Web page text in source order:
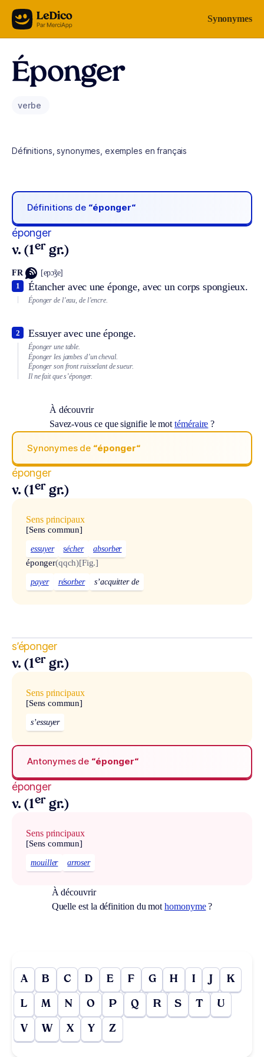
Aller au contenu Synonymes
Éponger
verbe
Définitions, synonymes, exemples en français
Définitions de “éponger“
éponger
v. (1er gr.)
FR [epɔ̃ʒe]
Étancher avec une éponge, avec un corps spongieux.
1
Éponger de l’eau, de l’encre.
Essuyer avec une éponge.
2
Éponger une table.
Éponger les jambes d’un cheval.
Éponger son front ruisselant de sueur.
Il ne fait que s’éponger.
À découvrir
Savez-vous ce que signifie le mottéméraire ?
Synonymes de “éponger“
éponger
v. (1er gr.)
Sens principaux
[Sens commun]
essuyer sécher absorber
éponger(qqch)[Fig.]
payer résorber s’acquitter de
s’éponger
v. (1er gr.)
Sens principaux
[Sens commun]
s’essuyer
Antonymes de “éponger“
éponger
v. (1er gr.)
Sens principaux
[Sens commun]
mouiller arroser
À découvrir
Quelle est la définition du mothomonyme?
A B C D E F G H I J K
L M N O P Q R S T U
V W X Y Z